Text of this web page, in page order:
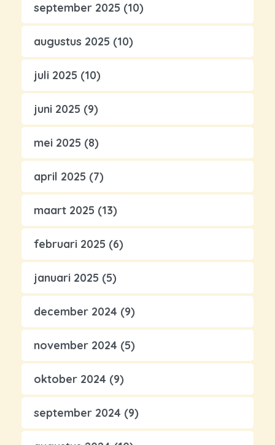
september 2025 (10)
augustus 2025 (10)
juli 2025 (10)
juni 2025 (9)
mei 2025 (8)
april 2025 (7)
maart 2025 (13)
februari 2025 (6)
januari 2025 (5)
december 2024 (9)
november 2024 (5)
oktober 2024 (9)
september 2024 (9)